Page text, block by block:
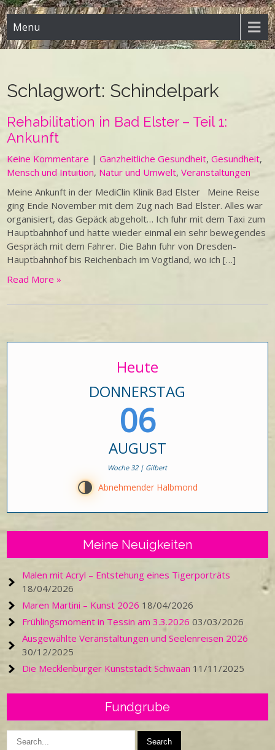
Menu
Schlagwort: Schindelpark
Rehabilitation in Bad Elster – Teil 1:
Ankunft
Keine Kommentare |Ganzheitliche Gesundheit,Gesundheit,
Mensch und Intuition, Natur und Umwelt,Veranstaltungen
Meine Ankunft in der MediClin Klinik Bad Elster Meine Reise
ging Ende November mit dem Zug nach Bad Elster. Alles war
organisiert, das Gepäck abgeholt… Ich fuhr mit dem Taxi zum
Hauptbahnhof und hatte wieder einmal ein sehr bewegendes
Gespräch mit dem Fahrer. Die Bahn fuhr von Dresden-
Hauptbahnhof bis Reichenbach im Vogtland, wo ich […]
Read More »
Heute
DONNERSTAG
06
AUGUST
Woche 32 | Gilbert
T Abnehmender Halbmond
Meine Neuigkeiten
Malen mit Acryl – Entstehung eines Tigerporträts
18/04/2026
Maren Martini – Kunst 2026 18/04/2026
Frühlingsmoment in Tessin am 3.3.2026 03/03/2026
Ausgewählte Veranstaltungen und Seelenreisen 2026
30/12/2025
Die Mecklenburger Kunststadt Schwaan 11/11/2025
Fundgrube